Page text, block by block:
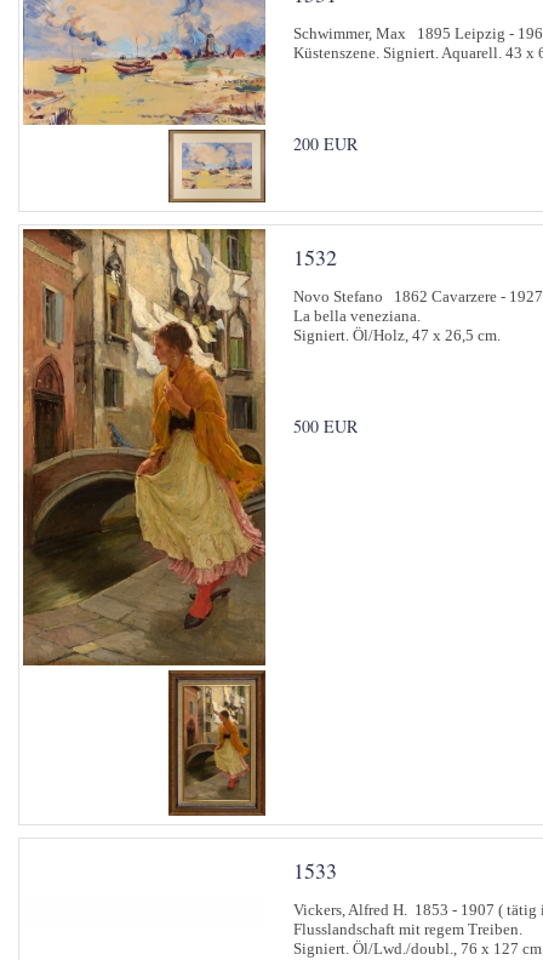
Schwimmer, Max 1895 Leipzig -
Küstenszene. Signiert. Aquarell. 43 x
200 EUR
1532
Novo Stefano 1862 Cavarzere -
La bella veneziana.
Signiert. Öl/Holz, 47 x 26,5 cm.
500 EUR
1533
Vickers, Alfred H. 1853 - 1907 (
Flusslandschaft mit regem Treiben.
Signiert. Öl/Lwd./doubl., 76 x 127